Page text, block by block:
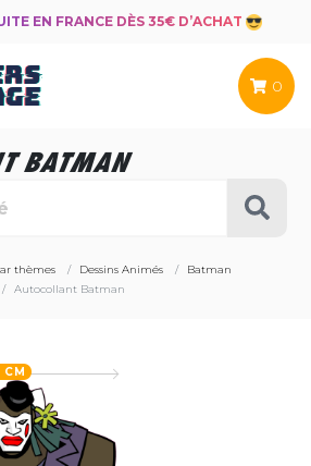
EN FRANCE DÈS 35€ D’ACHAT
0
BATMAN
thèmes Dessins Animés
Batman
Autocollant Batman
CM